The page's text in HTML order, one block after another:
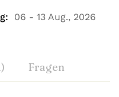
06 - 13 Aug., 2026
Fragen